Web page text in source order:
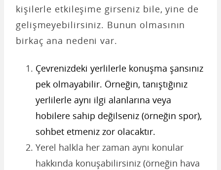
kişilerle etkileşime girseniz bile, yine de
gelişmeyebilirsiniz. Bunun olmasının
birkaç ana nedeni var.
Çevrenizdeki yerlilerle konuşma şansınız
pek olmayabilir. Örneğin, tanıştığınız
yerlilerle aynı ilgi alanlarına veya
hobilere sahip değilseniz (örneğin spor),
sohbet etmeniz zor olacaktır.
Yerel halkla her zaman aynı konular
hakkında konuşabilirsiniz (örneğin hava